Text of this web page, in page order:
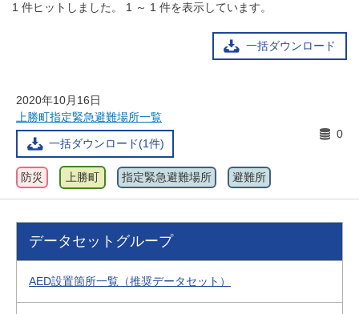
1 件ヒットしました。 1 ～ 1 件を表示しています。
一括ダウンロード
2020年10月16日
上勝町指定緊急避難場所一覧
一括ダウンロード(1件)
0
防災 上勝町 指定緊急避難場所 避難所
データセットグループ
AED設置箇所一覧（推奨データセット）